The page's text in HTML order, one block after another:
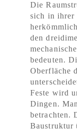
Die
sich in ihrer
den
bedeuten.
Oberfläche
Feste wird
Dingen.
betrachten.
Baustruktur